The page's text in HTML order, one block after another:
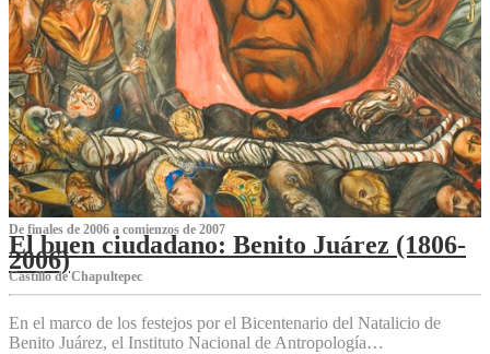
De finales de 2006 a comienzos de 2007
El buen ciudadano: Benito Juárez (1806-
2006)
Castillo de Chapultepec
En el marco de los festejos por el Bicentenario del Natalicio de
Benito Juárez, el Instituto Nacional de Antropología…